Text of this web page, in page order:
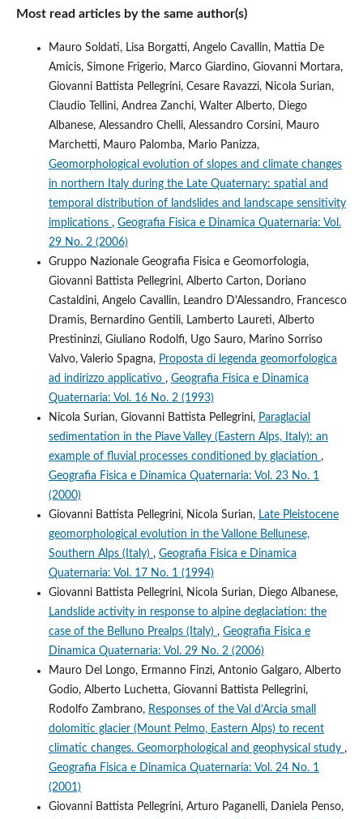
Most read articles by the same author(s)
Mauro Soldati, Lisa Borgatti, Angelo Cavallin, Mattia De
Amicis, Simone Frigerio, Marco Giardino, Giovanni Mortara,
Giovanni Battista Pellegrini, Cesare Ravazzi, Nicola Surian,
Claudio Tellini, Andrea Zanchi, Walter Alberto, Diego
Albanese, Alessandro Chelli, Alessandro Corsini, Mauro
Marchetti, Mauro Palomba, Mario Panizza,
Geomorphological evolution of slopes and climate changes
in northern Italy during the Late Quaternary: spatial and
temporal distribution of landslides and landscape sensitivity
implications , Geografia Fisica e Dinamica Quaternaria: Vol.
29 No. 2 (2006)
Gruppo Nazionale Geografia Fisica e Geomorfologia,
Giovanni Battista Pellegrini, Alberto Carton, Doriano
Castaldini, Angelo Cavallin, Leandro D'Alessandro, Francesco
Dramis, Bernardino Gentili, Lamberto Laureti, Alberto
Prestininzi, Giuliano Rodolfi, Ugo Sauro, Marino Sorriso
Valvo, Valerio Spagna, Proposta di legenda geomorfologica
ad indirizzo applicativo , Geografia Fisica e Dinamica
Quaternaria: Vol. 16 No. 2 (1993)
Nicola Surian, Giovanni Battista Pellegrini, Paraglacial
sedimentation in the Piave Valley (Eastern Alps, Italy): an
example of fluvial processes conditioned by glaciation ,
Geografia Fisica e Dinamica Quaternaria: Vol. 23 No. 1
(2000)
Giovanni Battista Pellegrini, Nicola Surian, Late Pleistocene
geomorphological evolution in the Vallone Bellunese,
Southern Alps (Italy) , Geografia Fisica e Dinamica
Quaternaria: Vol. 17 No. 1 (1994)
Giovanni Battista Pellegrini, Nicola Surian, Diego Albanese,
Landslide activity in response to alpine deglaciation: the
case of the Belluno Prealps (Italy) , Geografia Fisica e
Dinamica Quaternaria: Vol. 29 No. 2 (2006)
Mauro Del Longo, Ermanno Finzi, Antonio Galgaro, Alberto
Godio, Alberto Luchetta, Giovanni Battista Pellegrini,
Rodolfo Zambrano, Responses of the Val d’Arcia small
dolomitic glacier (Mount Pelmo, Eastern Alps) to recent
climatic changes. Geomorphological and geophysical study ,
Geografia Fisica e Dinamica Quaternaria: Vol. 24 No. 1
(2001)
Giovanni Battista Pellegrini, Arturo Paganelli, Daniela Penso,